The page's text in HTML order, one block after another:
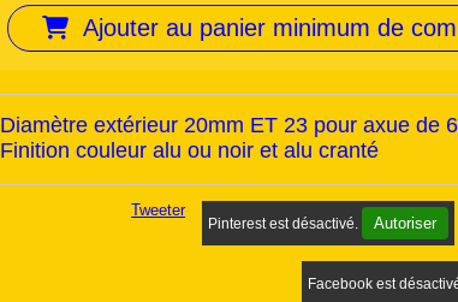
Ajouter au panier minimum de
Diamètre extérieur 20mm ET 23 pour axue de
Finition couleur alu ou noir et alu cranté
Tweeter
Pinterest est désactivé. Autoriser
Facebook est